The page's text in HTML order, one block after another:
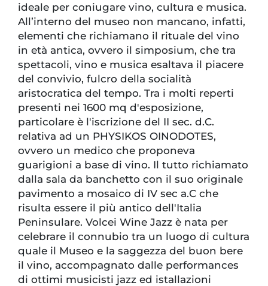
ideale per coniugare vino, cultura e musica.
All’interno del museo non mancano, infatti,
elementi che richiamano il rituale del vino
in età antica, ovvero il simposium, che tra
spettacoli, vino e musica esaltava il piacere
del convivio, fulcro della socialità
aristocratica del tempo. Tra i molti reperti
presenti nei 1600 mq d'esposizione,
particolare è l'iscrizione del II sec. d.C.
relativa ad un PHYSIKOS OINODOTES,
ovvero un medico che proponeva
guarigioni a base di vino. Il tutto richiamato
dalla sala da banchetto con il suo originale
pavimento a mosaico di IV sec a.C che
risulta essere il più antico dell'Italia
Peninsulare. Volcei Wine Jazz è nata per
celebrare il connubio tra un luogo di cultura
quale il Museo e la saggezza del buon bere
il vino, accompagnato dalle performances
di ottimi musicisti jazz ed istallazioni